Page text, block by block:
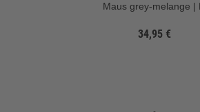
Maus grey-melange |
34,95 €